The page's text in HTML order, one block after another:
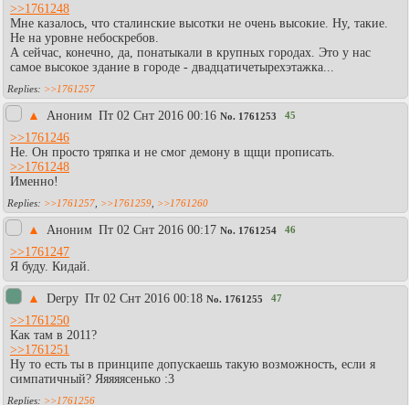
>>1761248
Мне казалось, что сталинские высотки не очень высокие. Ну, такие.
Не на уровне небоскребов.
А сейчас, конечно, да, понатыкали в крупных городах. Это у нас
самое высокое здание в городе - двадцатичетырехэтажка...
>>1761257
▲ Аноним Пт 02 Снт 2016 00:16 No. 1761253 45
>>1761246
Не. Он просто тряпка и не смог демону в щщи прописать.
>>1761248
Именно!
>>1761257 >>1761259 >>1761260
▲ Аноним Пт 02 Снт 2016 00:17 No. 1761254 46
>>1761247
Я буду. Кидай.
▲ Derpy Пт 02 Снт 2016 00:18 No. 1761255 47
>>1761250
Как там в 2011?
>>1761251
Ну то есть ты в принципе допускаешь такую возможность, если я
симпатичный? Яяяяясенько :3
>>1761256